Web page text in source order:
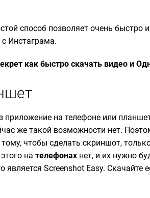
способ позволяет очень быстро
с Инстаграма.
как быстро скачать видео и
приложение на телефоне или
же такой возможности нет.
чтобы сделать скриншот,
нателефонах нет, и их нужно
является Screenshot Easy. Скачайте